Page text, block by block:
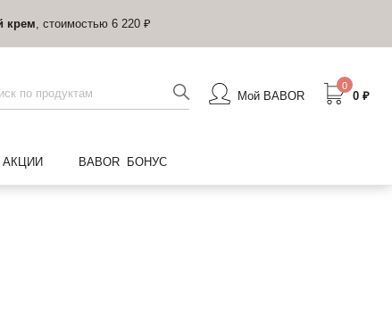
крем , стоимостью 6 220 ₽
Мой BABOR
0
0 ₽
АКЦИИ BABOR БОНУС